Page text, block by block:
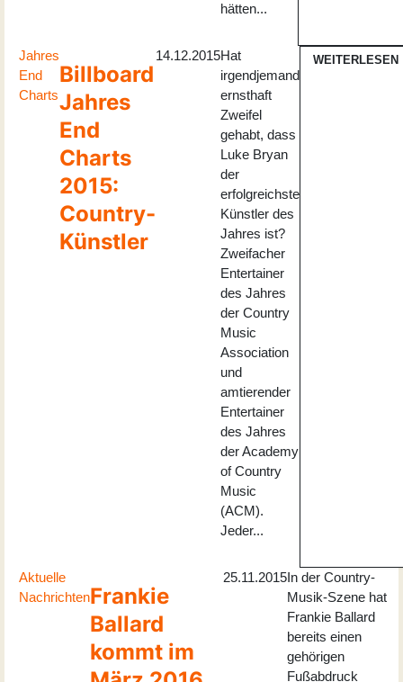
hätten...
Jahres
End
Charts
Billboard
Jahres
End
Charts
2015:
Country-
Künstler
14.12.2015Hat
irgendjemand
ernsthaft
Zweifel
gehabt, dass
Luke Bryan
der
erfolgreichste
Künstler des
Jahres ist?
Zweifacher
Entertainer
des Jahres
der Country
Music
Association
und
amtierender
Entertainer
des Jahres
der Academy
of Country
Music
(ACM).
Jeder...
WEITERLESEN
Aktuelle
NachrichtenFrankie
Ballard
kommt im
25.11.2015In der Country-
Musik-Szene hat
Frankie Ballard
bereits einen
gehörigen
Fußabdruck